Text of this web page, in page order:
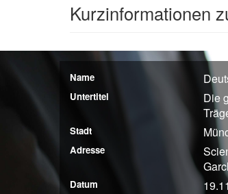
Kurzinformationen
Name
Untertitel
Die
Stadt
Adresse
Datum